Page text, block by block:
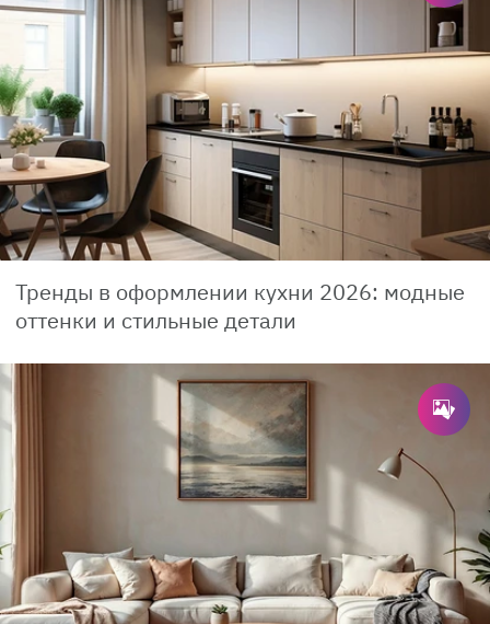
Тренды в оформлении кухни 2026: модные
оттенки и стильные детали